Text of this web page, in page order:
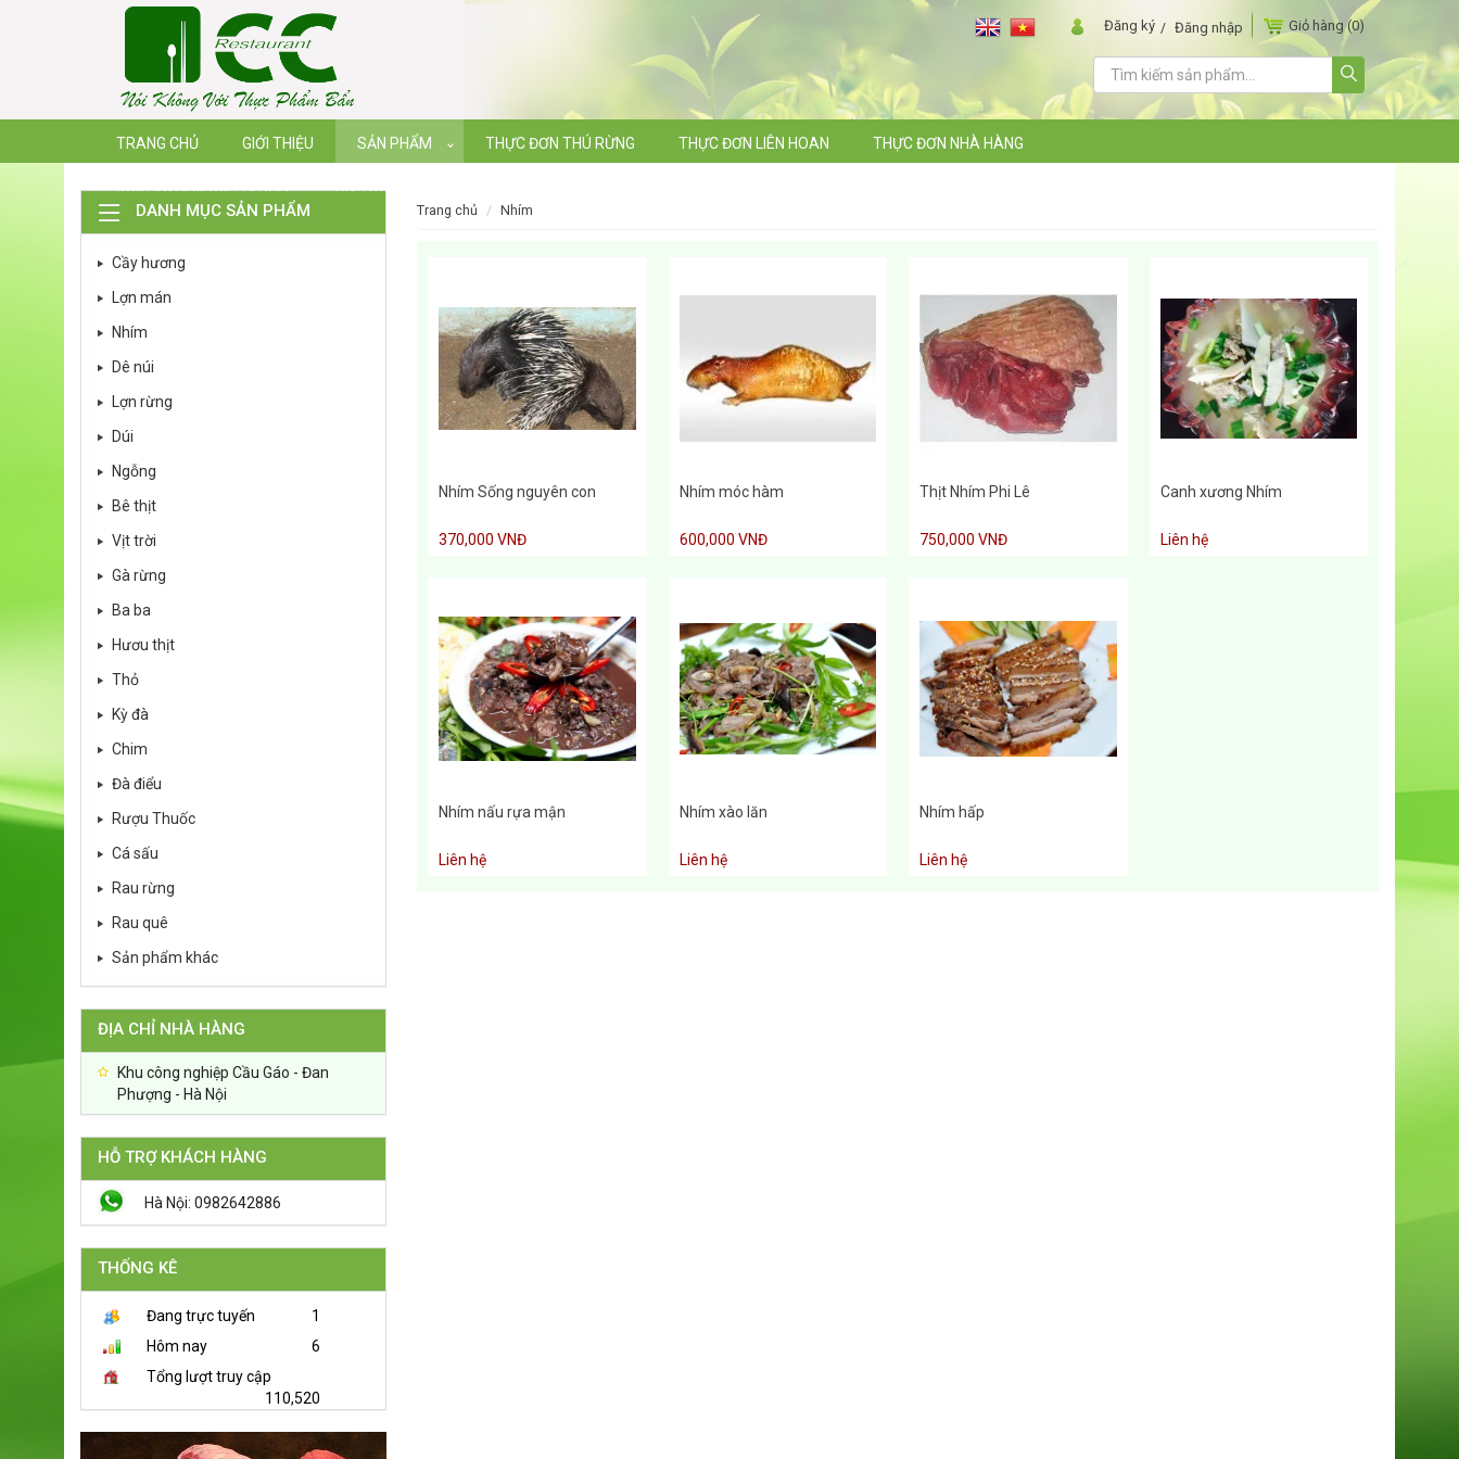
Giỏ hàng (0)
Đăng nhập
Đăng ký
TRANG CHỦ GIỚI THIỆU SẢN PHẨM THỰC ĐƠN THÚ RỪNG THỰC ĐƠN LIÊN HOAN THỰC ĐƠN NHÀ HÀNG
DỊCH VỤ NẤU CỖ TẠI NHÀ TIN TỨC
DANH MỤC SẢN PHẨM
Cầy hương
Lợn mán
Nhím
Dê núi
Lợn rừng
Dúi
Ngỗng
Bê thịt
Vịt trời
Gà rừng
Ba ba
Hươu thịt
Thỏ
Kỳ đà
Chim
Đà điểu
Rượu Thuốc
Cá sấu
Rau rừng
Rau quê
Sản phẩm khác
ĐỊA CHỈ NHÀ HÀNG
Khu công nghiệp Cầu Gáo - Đan
Phượng - Hà Nội
HỖ TRỢ KHÁCH HÀNG
Hà Nội: 0982642886
THỐNG KÊ
Đang trực tuyến
1
Hôm nay
6
Tổng lượt truy cập
110,520
trang chủ nhím
Nhím Sống nguyên con
370,000 VNĐ
Nhím móc hàm
600,000 VNĐ
Thịt Nhím Phi Lê
750,000 VNĐ
Canh xương Nhím
Liên hệ
Nhím nấu rựa mận
Liên hệ
Nhím xào lăn
Liên hệ
Nhím hấp
Liên hệ